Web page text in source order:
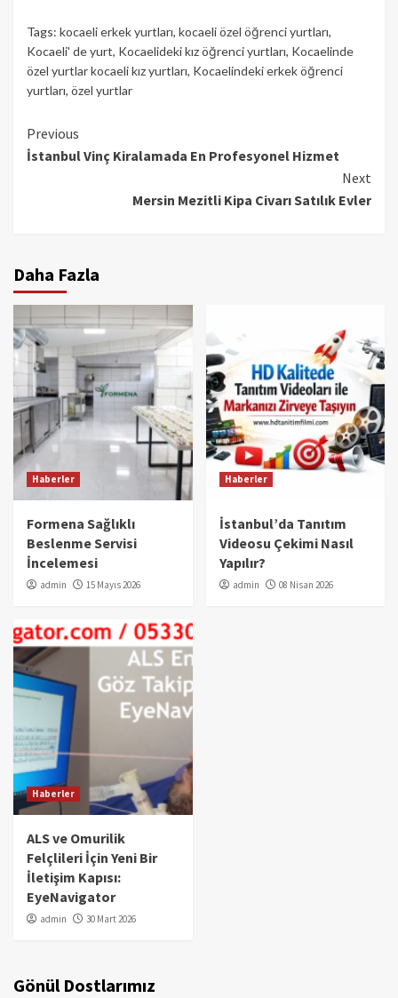
Tags: kocaeli erkek yurtları, kocaeli özel öğrenci yurtları,
Kocaeli' de yurt, Kocaelideki kız öğrenci yurtları, Kocaelinde
özel yurtlar kocaeli kız yurtları, Kocaelindeki erkek öğrenci
yurtları, özel yurtlar
Continue
Reading
Previous
İstanbul Vinç Kiralamada En Profesyonel Hizmet
Next
Mersin Mezitli Kipa Civarı Satılık Evler
Daha Fazla
Haberler
Formena Sağlıklı
Beslenme Servisi
İncelemesi
admin 15 Mayıs 2026
Haberler
İstanbul’da Tanıtım
Videosu Çekimi Nasıl
Yapılır?
admin 08 Nisan 2026
Haberler
ALS ve Omurilik
Felçlileri İçin Yeni Bir
İletişim Kapısı:
EyeNavigator
admin 30 Mart 2026
Gönül Dostlarımız